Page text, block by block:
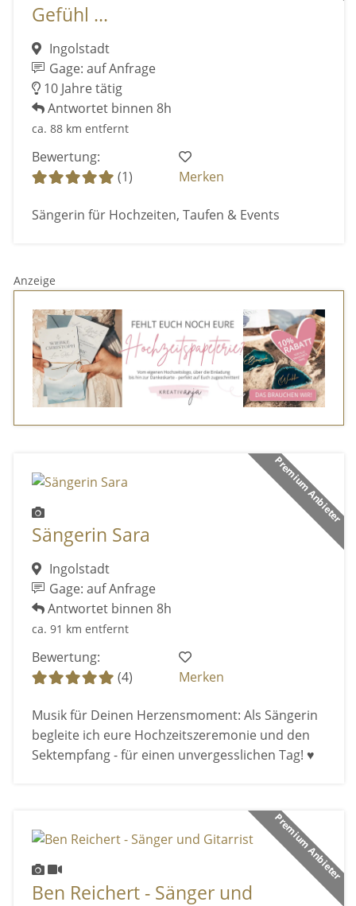
Gefühl ...
Ingolstadt
Gage: auf Anfrage
10 Jahre tätig
Antwortet binnen 8h
ca. 88 km entfernt
Bewertung:
(1)
Merken
Sängerin für Hochzeiten, Taufen & Events
Anzeige
Premium Anbieter
Sängerin Sara
Ingolstadt
Gage: auf Anfrage
Antwortet binnen 8h
ca. 91 km entfernt
Bewertung:
(4)
Merken
Musik für Deinen Herzensmoment: Als Sängerin
begleite ich eure Hochzeitszeremonie und den
Sektempfang - für einen unvergesslichen Tag! ♥
Premium Anbieter
Ben Reichert - Sänger und